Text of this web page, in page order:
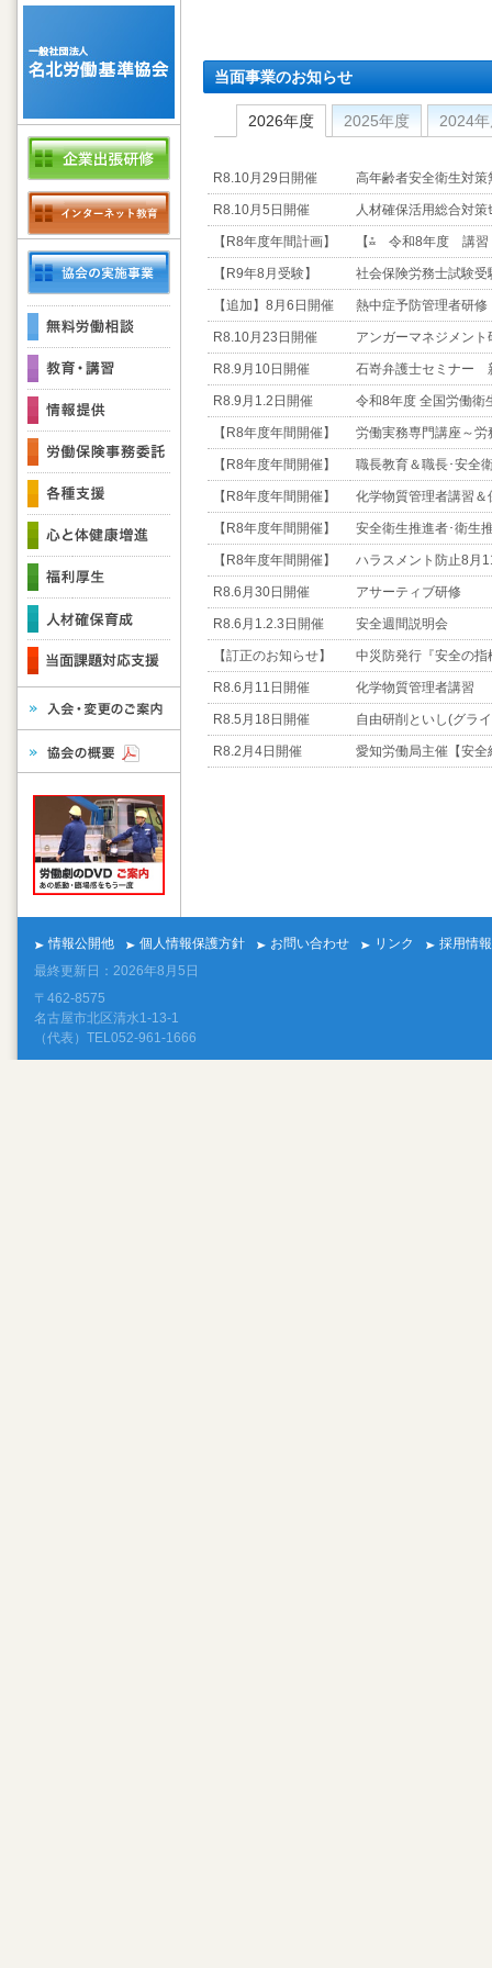
当面事業のお知らせ
2026年度 2025年度
2024
2012年度
2011年度 2011
R8.10月29日開催 高年齢者安全衛生対策
R8.10月5日開催 人材確保活用総合対
【R8年度年間計画】 【⁂ 令和8年度 講
【R9年8月受験】 社会保険労務士試験
【追加】8月6日開催 熱中症予防管理者研
R8.10月23日開催 アンガーマネジメン
R8.9月10日開催 石嵜弁護士セミナー
R8.9月1.2日開催 令和8年度 全国労働衛
【R8年度年間開催】 労働実務専門講座～
【R8年度年間開催】 職長教育＆職長･安全
【R8年度年間開催】 化学物質管理者講習
【R8年度年間開催】 安全衛生推進者･衛生
【R8年度年間開催】 ハラスメント防止8月
R8.6月30日開催 アサーティブ研修
R8.6月1.2.3日開催 安全週間説明会
【訂正のお知らせ】 中災防発行『安全の
R8.6月11日開催 化学物質管理者講習
R8.5月18日開催 自由研削といし(グラ
R8.2月4日開催 愛知労働局主催【安
情報公開他 個人情報保護方針 お問い合わせ リンク
採用情報
最終更新日：2026年8月5日
〒462-8575
名古屋市北区清水1-13-1
（代表）TEL052-961-1666